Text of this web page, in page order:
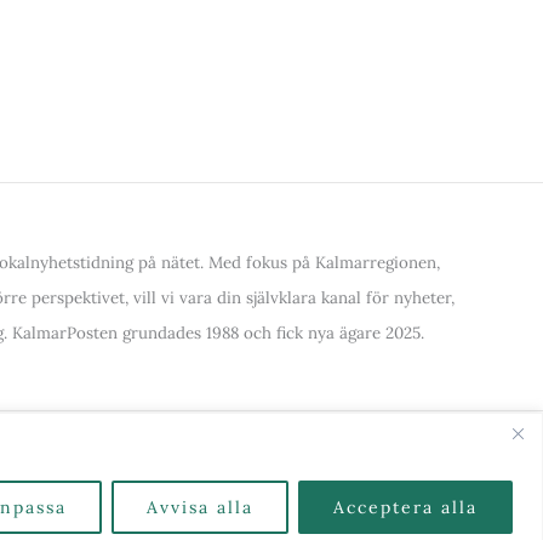
Avvisa alla Acceptera alla
på nätet. Med fokus på Kalmarregionen,
perspektivet, vill vi vara din självklara kanal för nyheter,
KalmarPosten grundades 1988 och fick nya ägare 2025.
Kategorier & Ämnen här